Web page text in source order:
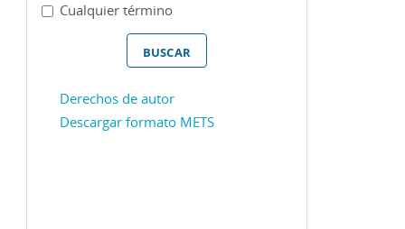
Cualquier término
Derechos de autor
Descargar formato METS